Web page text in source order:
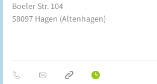
Boeler Str. 104
58097 Hagen (Altenhagen)